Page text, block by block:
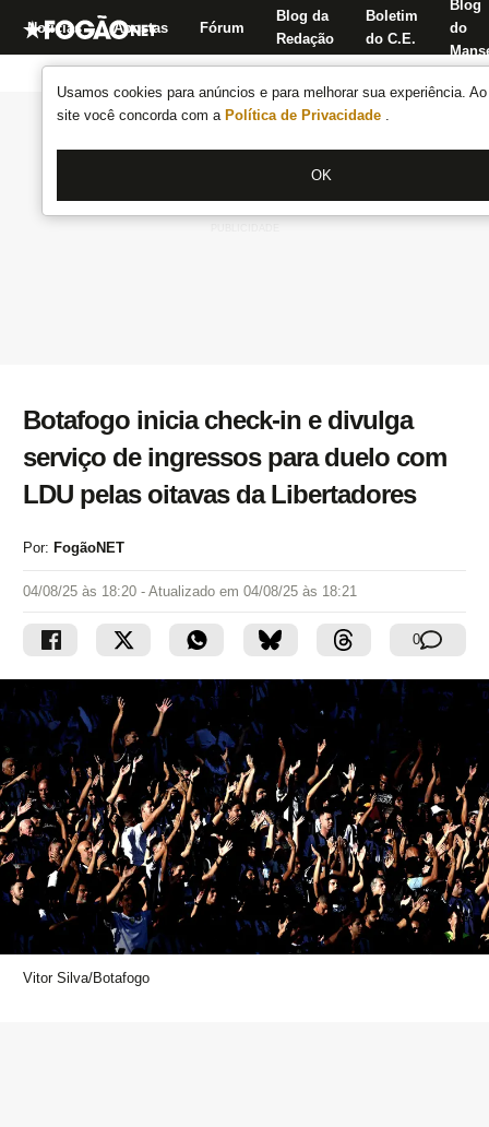
Usamos cookies para anúncios e para melhorar sua experiência.
site você concorda com a Política de Privacidade .
OK
Notícias Apostas Fórum
Blog da
Redação
Boletim
do C.E.
Blog
do
Botafogo inicia check-in e divulga
serviço de ingressos para duelo com
LDU pelas oitavas da Libertadores
Por: FogãoNET
04/08/25 às 18:20 - Atualizado em 04/08/25 às 18:21
0
Vitor Silva/Botafogo